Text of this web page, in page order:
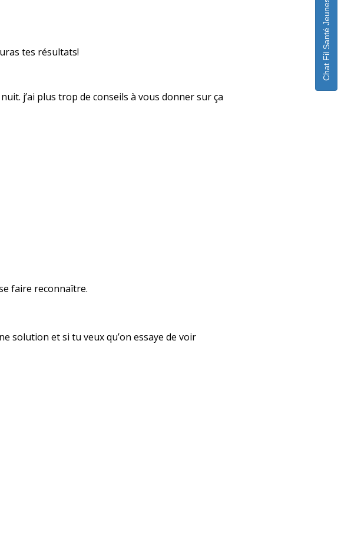
tes résultats!
j’ai plus trop de conseils à vous donner sur ça
faire reconnaître.
solution et si tu veux qu’on essaye de voir
Chat Fil Santé Jeunes